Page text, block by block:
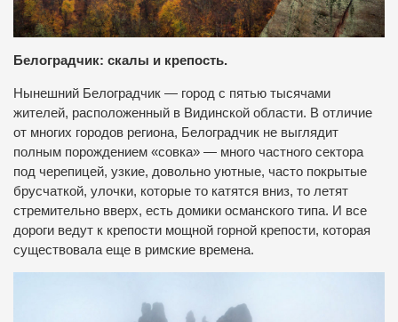
Белоградчик: скалы и крепость.
Нынешний Белоградчик — город с пятью тысячами
жителей, расположенный в Видинской области. В отличие
от многих городов региона, Белоградчик не выглядит
полным порождением «совка» — много частного сектора
под черепицей, узкие, довольно уютные, часто покрытые
брусчаткой, улочки, которые то катятся вниз, то летят
стремительно вверх, есть домики османского типа. И все
дороги ведут к крепости мощной горной крепости, которая
существовала еще в римские времена.